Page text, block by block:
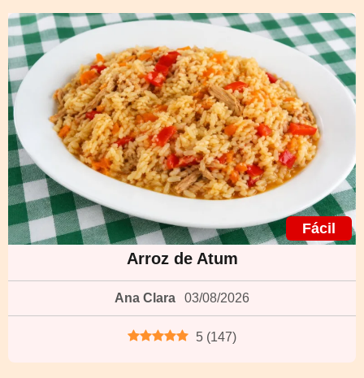
Fácil
Arroz de Atum
Ana Clara 03/08/2026
5 (147)